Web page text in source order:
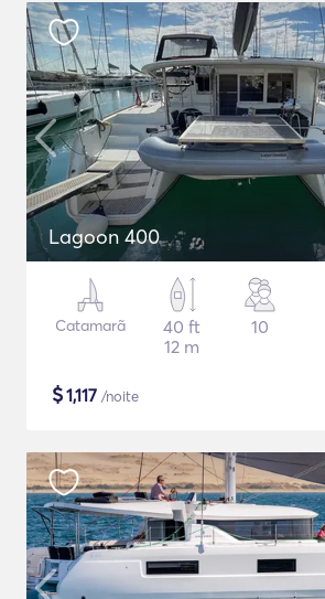
Lagoon 400
Catamarã
40 ft
12 m
10
$1,117 /noite